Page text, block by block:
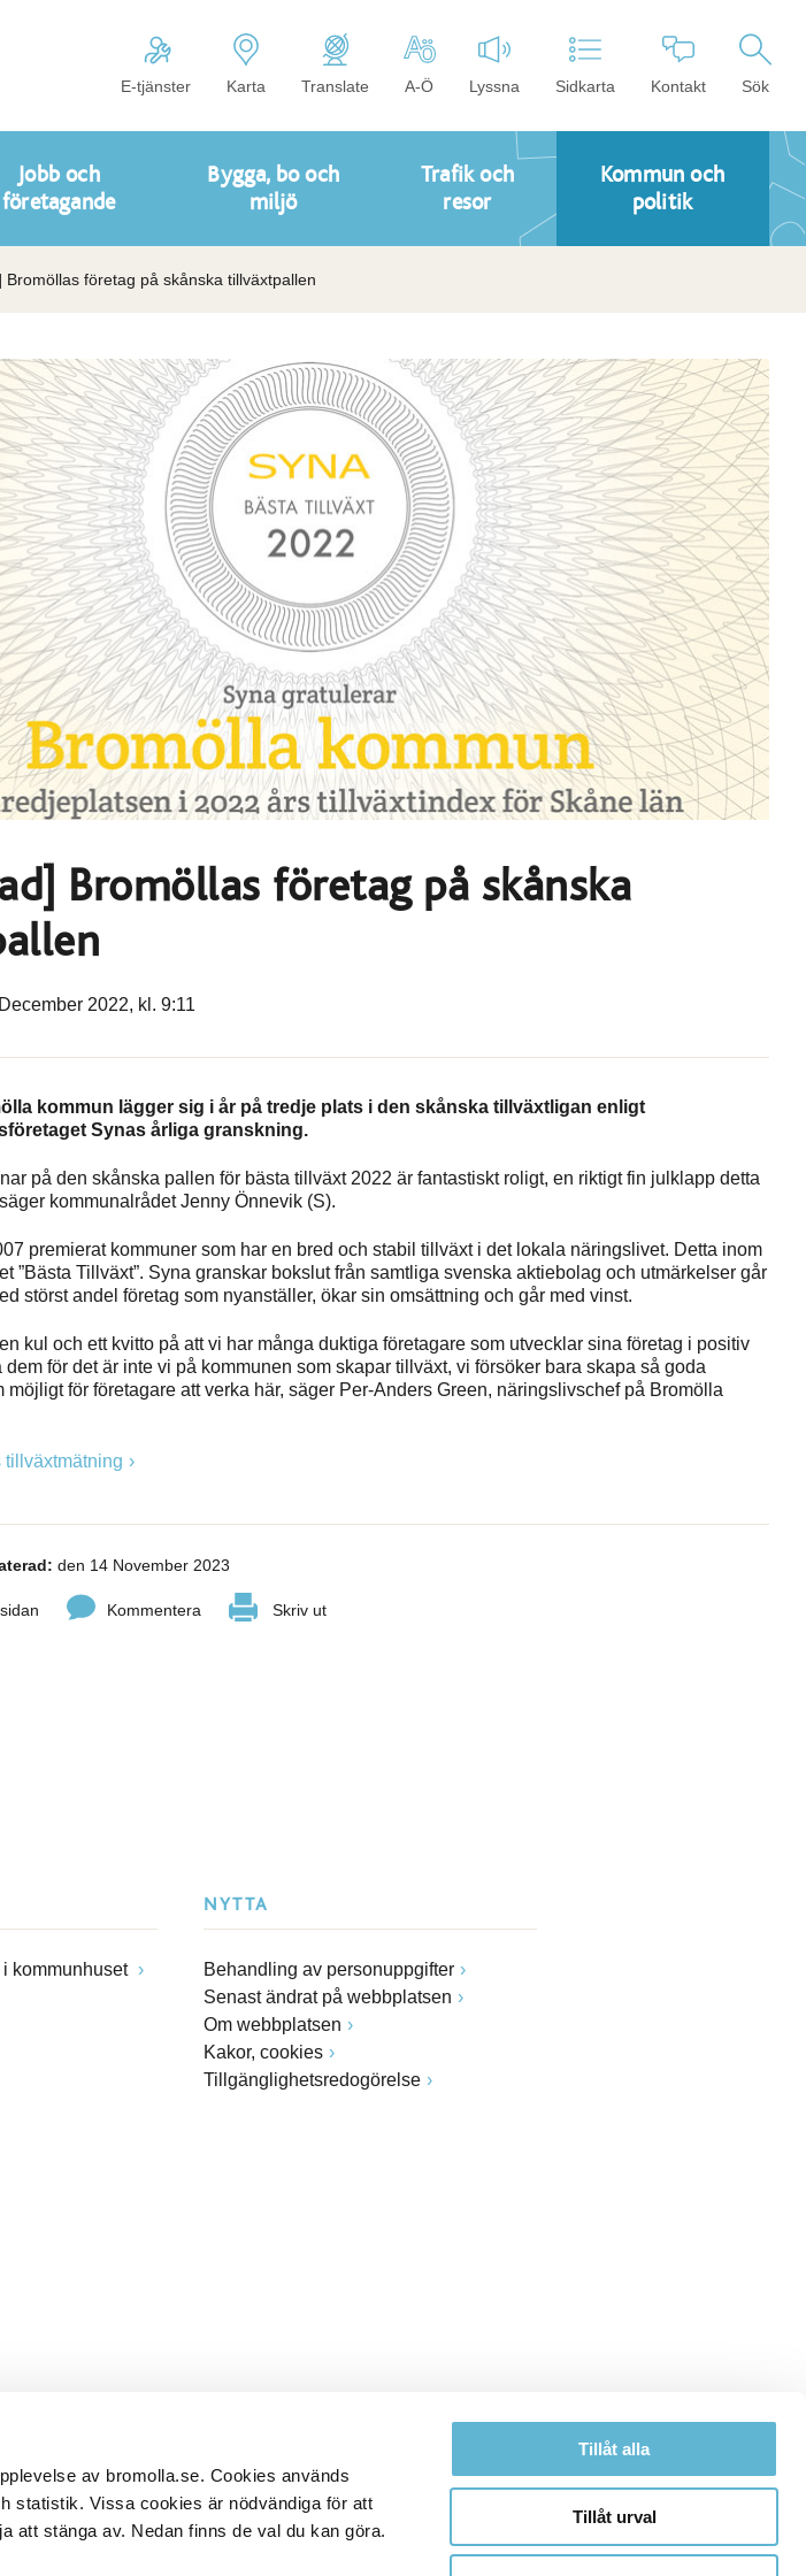
av bromolla.se. Cookies används
statistik. Vissa cookies är nödvändiga för att
att stänga av. Nedan finns de val du kan göra.
Tillåt alla
Tillåt urval
E-tjänster Karta Translate A-Ö Lyssna Sidkarta Kontakt Sök
Jobb och
företagande
Bygga, bo och
miljö
Trafik och
resor
Kommun och
politik
Bromöllas företag på skånska tillväxtpallen
Bromöllas företag på skånska
2022, kl. 9:11
kommun lägger sig i år på tredje plats i den skånska tillväxtligan enligt
Synas årliga granskning.
på den skånska pallen för bästa tillväxt 2022 är fantastiskt roligt, en riktigt fin julklapp detta
kommunalrådet Jenny Önnevik (S).
premierat kommuner som har en bred och stabil tillväxt i det lokala näringslivet. Detta inom
”Bästa Tillväxt”. Syna granskar bokslut från samtliga svenska aktiebolag och utmärkelser går
störst andel företag som nyanställer, ökar sin omsättning och går med vinst.
kul och ett kvitto på att vi har många duktiga företagare som utvecklar sina företag i positiv
dem för det är inte vi på kommunen som skapar tillväxt, vi försöker bara skapa så goda
möjligt för företagare att verka här, säger Per-Anders Green, näringslivschef på Bromölla
tillväxtmätning
den 14 November 2023
Kommentera Skriv ut
kommunhuset
NYTTA
Behandling av personuppgifter
Senast ändrat på webbplatsen
Om webbplatsen
Kakor, cookies
Tillgänglighetsredogörelse